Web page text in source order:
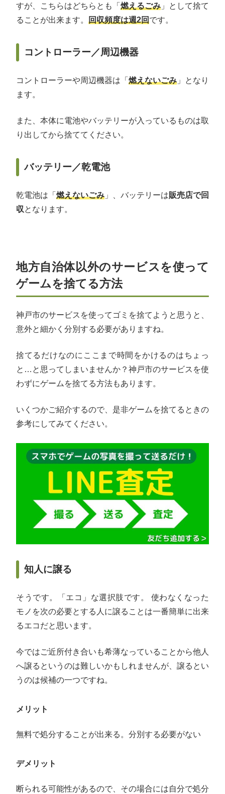
すが、こちらはどちらとも「 燃えるごみ 」として捨て
ることが出来ます。 回収頻度は週2回です。
コントローラー／周辺機器
コントローラーや周辺機器は「 燃えないごみ 」となり
ます。
また、本体に電池やバッテリーが入っているものは取
り出してから捨ててください。
バッテリー／乾電池
乾電池は「 燃えないごみ 」、バッテリーは販売店で回
収 となります。
地方自治体以外のサービスを使って
ゲームを捨てる方法
神戸市のサービスを使ってゴミを捨てようと思うと、
意外と細かく分別する必要がありますね。
捨てるだけなのにここまで時間をかけるのはちょっ
と…と思ってしまいませんか？神戸市のサービスを使
わずにゲームを捨てる方法もあります。
いくつかご紹介するので、是非ゲームを捨てるときの
参考にしてみてください。
知人に譲る
そうです。「エコ」な選択肢です。 使わなくなった
モノを次の必要とする人に譲ることは一番簡単に出来
るエコだと思います。
今ではご近所付き合いも希薄なっていることから他人
へ譲るというのは難しいかもしれませんが、譲るとい
うのは候補の一つですね。
メリット
無料で処分することが出来る。分別する必要がない
デメリット
断られる可能性があるので、その場合には自分で処分